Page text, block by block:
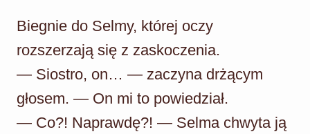
Biegnie do Selmy, której oczy
rozszerzają się z zaskoczenia.
— Siostro, on… — zaczyna drżącym
głosem. — On mi to powiedział.
— Co?! Naprawdę?! — Selma chwyta ją